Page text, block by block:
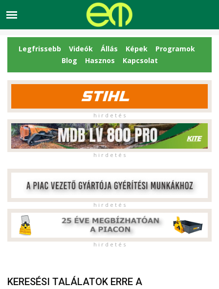
Legfrissebb Videók Állás Képek
Programok
Blog
Hasznos Kapcsolat
h i r d e t é s
h i r d e t é s
h i r d e t é s
h i r d e t é s
KERESÉSI TALÁLATOK ERRE A